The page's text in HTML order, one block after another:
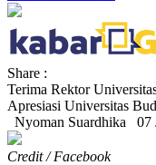
Share :
Terima Rektor
Apresiasi Universitas
Nyoman Suardhika
07
Credit / Facebook